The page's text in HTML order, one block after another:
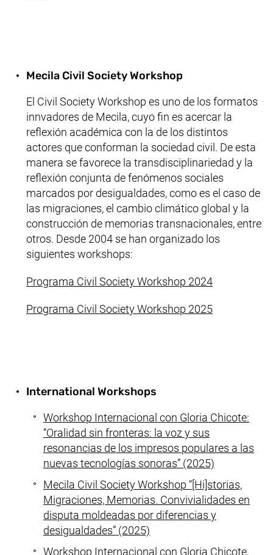
Mecila Civil Society Workshop
El Civil Society Workshop es uno de los formatos
innvadores de Mecila, cuyo fin es acercar la
reflexión académica con la de los distintos
actores que conforman la sociedad civil. De esta
manera se favorece la transdisciplinariedad y la
reflexión conjunta de fenómenos sociales
marcados por desigualdades, como es el caso de
las migraciones, el cambio climático global y la
construcción de memorias transnacionales, entre
otros. Desde 2004 se han organizado los
siguientes workshops:
Programa Civil Society Workshop 2024(enlace
Programa Civil Society Workshop 2025(enlace
International Workshops
Workshop Internacional con Gloria Chicote:
“Oralidad sin fronteras: la voz y sus
resonancias de los impresos populares a las
nuevas tecnologías sonoras” (2025)
Mecila Civil Society Workshop “[Hi]storias,
Migraciones, Memorias. Convivialidades en
disputa moldeadas por diferencias y
desigualdades” (2025)
Workshop Internacional con Gloria Chicote,